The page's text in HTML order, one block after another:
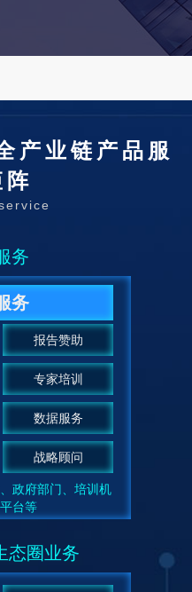
产业链产品服
阵
务
务
报告赞助
专家培训
数据服务
战略顾问
政府部门、培训机
台等
态圈业务